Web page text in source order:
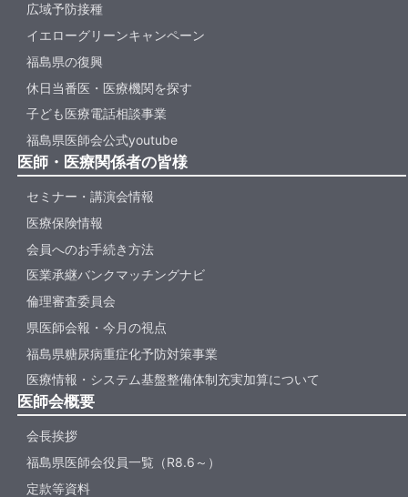
広域予防接種
イエローグリーンキャンペーン
福島県の復興
休日当番医・医療機関を探す
子ども医療電話相談事業
福島県医師会公式youtube
医師・医療関係者の皆様
セミナー・講演会情報
医療保険情報
会員へのお手続き方法
医業承継バンクマッチングナビ
倫理審査委員会
県医師会報・今月の視点
福島県糖尿病重症化予防対策事業
医療情報・システム基盤整備体制充実加算について
医師会概要
会長挨拶
福島県医師会役員一覧（R8.6～）
定款等資料